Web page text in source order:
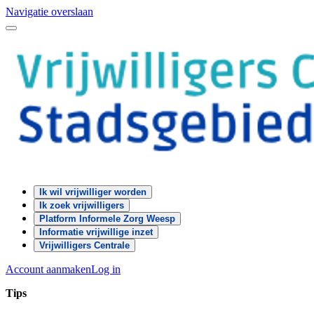
Navigatie overslaan
Ik wil vrijwilliger worden
Ik zoek vrijwilligers
Platform Informele Zorg Weesp
Informatie vrijwillige inzet
Vrijwilligers Centrale
Account aanmakenLog in
Tips